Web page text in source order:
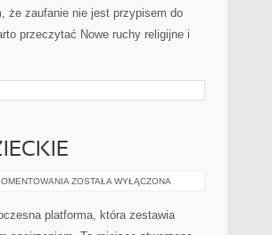
że zaufanie nie jest przypisem do
przeczytać Nowe ruchy religijne i
STADNINY
JEŹDZIECKIE
ZOSTAŁA WYŁĄCZONA
platforma, która zestawia